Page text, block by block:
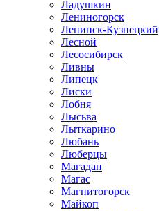
Ладушкин
Лениногорск
Ленинск-Кузнецкий
Лесной
Лесосибирск
Ливны
Липецк
Лиски
Лобня
Лысьва
Лыткарино
Любань
Люберцы
Магадан
Магас
Магнитогорск
Майкоп